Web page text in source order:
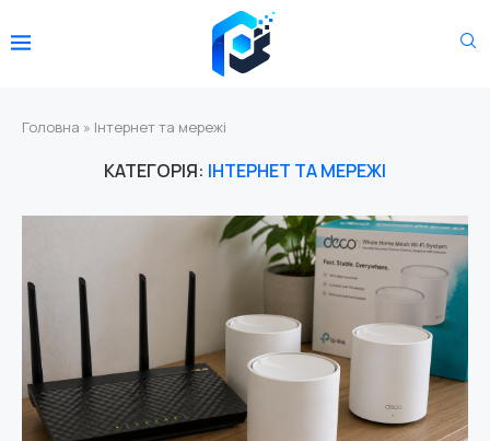
Головна » Інтернет та мережі
КАТЕГОРІЯ: ІНТЕРНЕТ ТА МЕРЕЖІ